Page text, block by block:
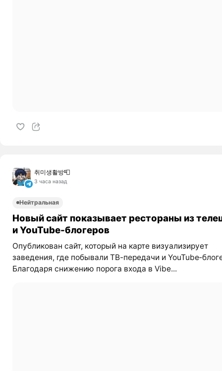
취미생활방📮
3 часа назад
Нейтральная
Новый сайт показывает рестораны из
и YouTube-блогеров
Опубликован сайт, который на карте визуализирует
заведения, где побывали ТВ-передачи и
Благодаря снижению порога входа в Vibe...